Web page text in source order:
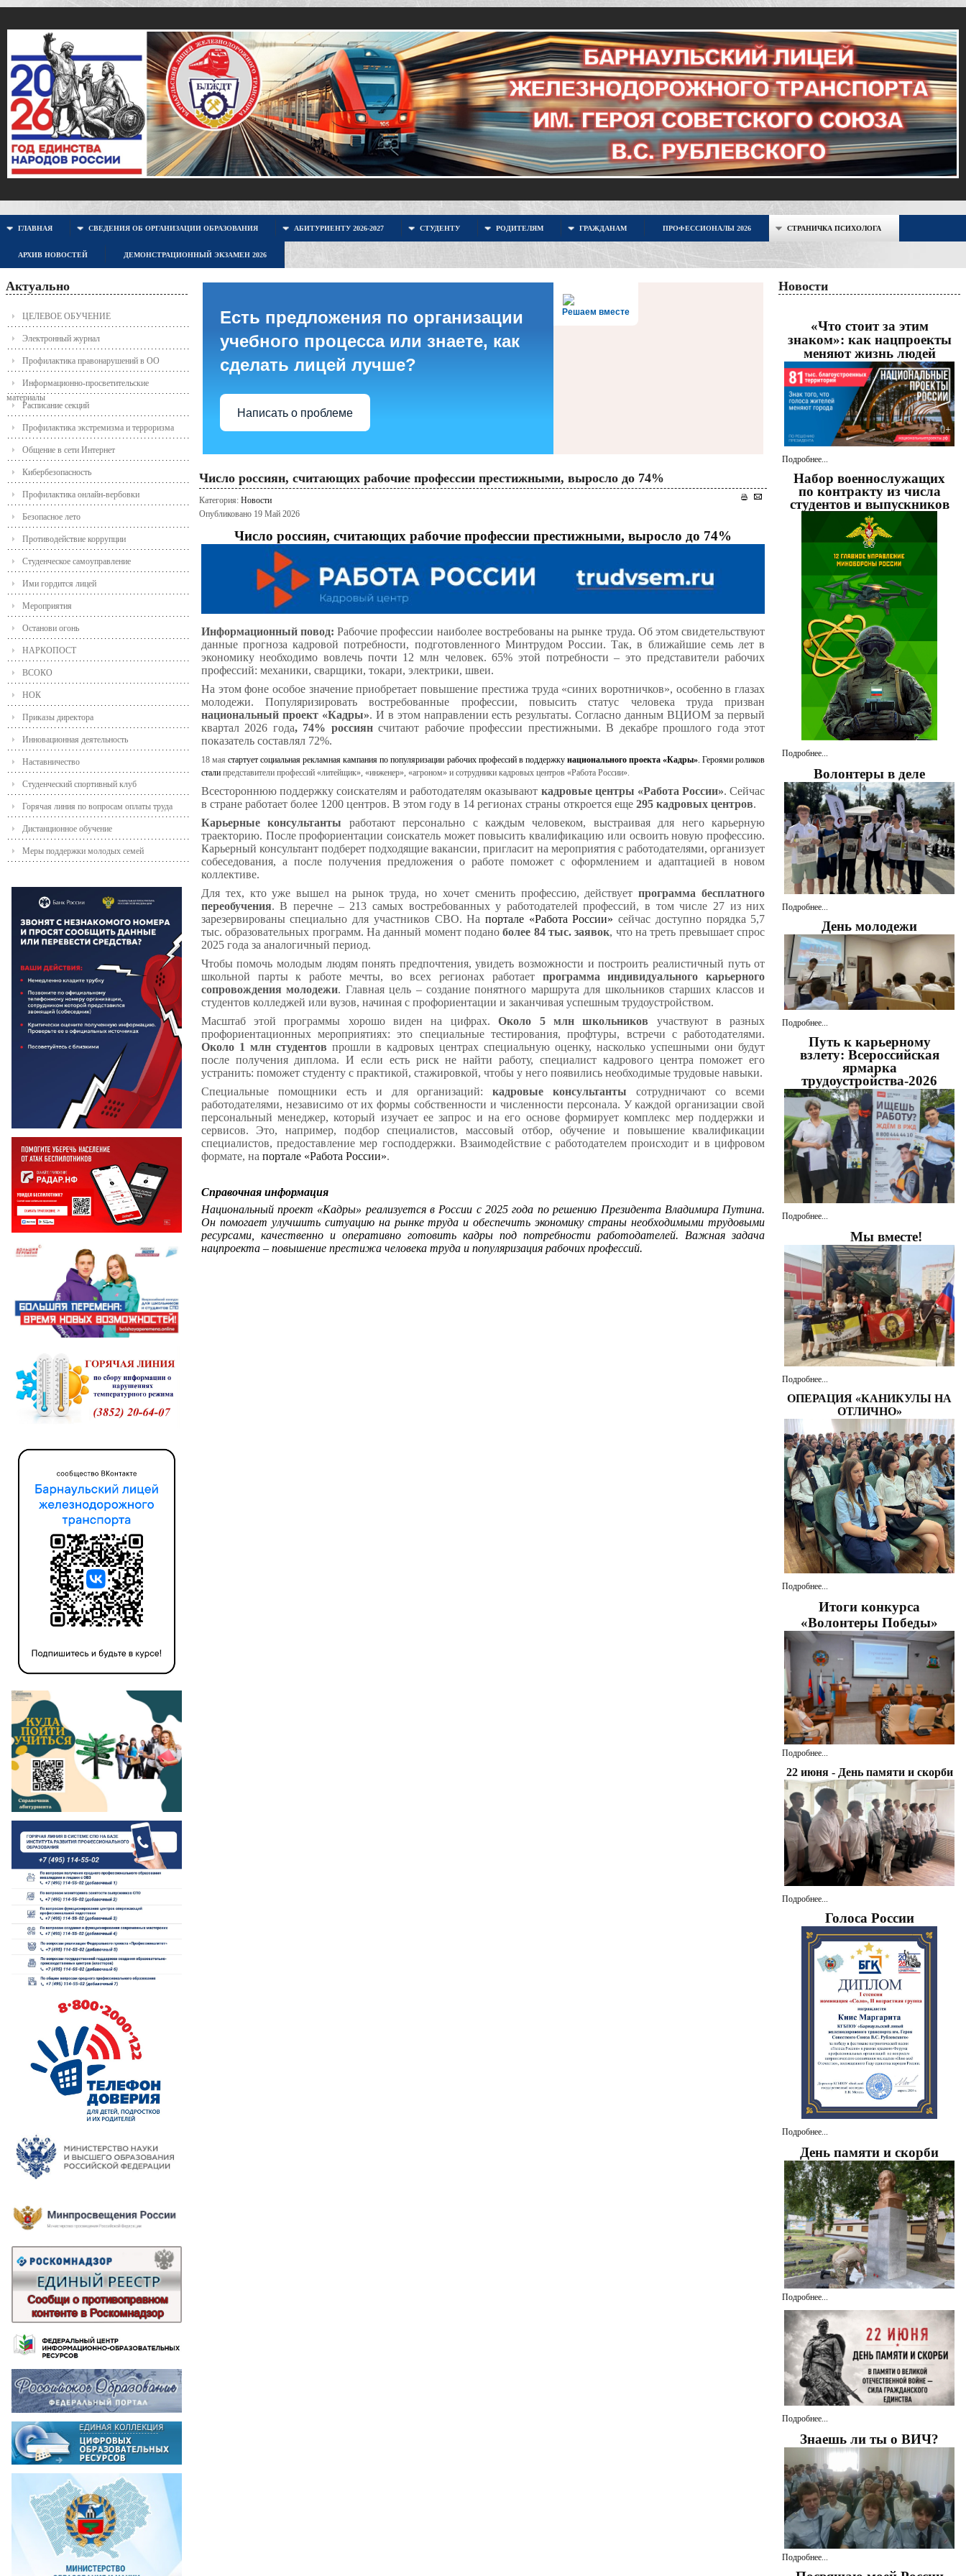
ГЛАВНАЯ СВЕДЕНИЯ ОБ ОРГАНИЗАЦИИ ОБРАЗОВАНИЯ АБИТУРИЕНТУ 2026-2027 СТУДЕНТУ РОДИТЕЛЯМ ГРАЖДАНАМ ПРОФЕССИОНАЛЫ 2026 СТРАНИЧКА ПСИХОЛОГА
АРХИВ НОВОСТЕЙ ДЕМОНСТРАЦИОННЫЙ ЭКЗАМЕН 2026
Актуально
ЦЕЛЕВОЕ ОБУЧЕНИЕ
Электронный журнал
Профилактика правонарушений в ОО
Информационно-просветительские
материалы
Расписание секций
Профилактика экстремизма и терроризма
Общение в сети Интернет
Кибербезопасность
Профилактика онлайн-вербовки
Безопасное лето
Противодействие коррупции
Студенческое самоуправление
Ими гордится лицей
Мероприятия
Останови огонь
НАРКОПОСТ
ВСОКО
НОК
Приказы директора
Инновационная деятельность
Наставничество
Студенческий спортивный клуб
Горячая линия по вопросам оплаты труда
Дистанционное обучение
Меры поддержки молодых семей
Решаем вместе
Есть предложения по организации
учебного процесса или знаете, как
сделать лицей лучше?
Написать о проблеме
Число россиян, считающих рабочие профессии престижными, выросло до 74%
Категория: Новости
Опубликовано 19 Май 2026
Число россиян, считающих рабочие профессии престижными, выросло до 74%
Информационный повод:Рабочие профессии наиболее востребованы на рынке труда. Об этом свидетельствуют
данные прогноза кадровой потребности, подготовленного Минтрудом России. Так, в ближайшие семь лет в
экономику необходимо вовлечь почти 12 млн человек. 65% этой потребности – это представители рабочих
профессий: механики, сварщики, токари, электрики, швеи.
На этом фоне особое значение приобретает повышение престижа труда «синих воротничков», особенно в глазах
молодежи. Популяризировать востребованные профессии, повысить статус человека труда призван
национальный проект «Кадры». И в этом направлении есть результаты. Согласно данным ВЦИОМ за первый
квартал 2026 года, 74% россиянсчитают рабочие профессии престижными. В декабре прошлого года этот
показатель составлял 72%.
18 мая стартует социальная рекламная кампания по популяризации рабочих профессий в поддержку национального проекта «Кадры». Героями роликов
стали представители профессий «литейщик», «инженер», «агроном» и сотрудники кадровых центров «Работа России».
Всестороннюю поддержку соискателям и работодателям оказывают кадровые центры «Работа России». Сейчас
в стране работает более 1200 центров. В этом году в 14 регионах страны откроется еще 295 кадровых центров.
Карьерные консультанты работают персонально с каждым человеком, выстраивая для него карьерную
траекторию. После профориентации соискатель может повысить квалификацию или освоить новую профессию.
Карьерный консультант подберет подходящие вакансии, пригласит на мероприятия с работодателями, организует
собеседования, а после получения предложения о работе поможет с оформлением и адаптацией в новом
коллективе.
Для тех, кто уже вышел на рынок труда, но хочет сменить профессию, действуетпрограмма бесплатного
переобучения. В перечне – 213 самых востребованных у работодателей профессий, в том числе 27 из них
зарезервированы специально для участников СВО. На портале «Работа России» сейчас доступно порядка 5,7
тыс. образовательных программ. На данный момент поданоболее 84 тыс. заявок, что на треть превышает спрос
2025 года за аналогичный период.
Чтобы помочь молодым людям понять предпочтения, увидеть возможности и построить реалистичный путь от
школьной парты к работе мечты, во всех регионах работает программа индивидуального карьерного
сопровождения молодежи. Главная цель – создание понятного маршрута для школьников старших классов и
студентов колледжей или вузов, начиная с профориентации и заканчивая успешным трудоустройством.
Масштаб этой программы хорошо виден на цифрах.Около 5 млн школьников участвуют в разных
профориентационных мероприятиях: это специальные тестирования, профтуры, встречи с работодателями.
Около 1 млн студентов прошли в кадровых центрах специальную оценку, насколько успешными они будут
после получения диплома. И если есть риск не найти работу, специалист кадрового центра поможет его
устранить: поможет студенту с практикой, стажировкой, чтобы у него появились необходимые трудовые навыки.
Специальные помощники есть и для организаций:кадровые консультанты сотрудничают со всеми
работодателями, независимо от их формы собственности и численности персонала. У каждой организации свой
персональный менеджер, который изучает ее запрос и на его основе формирует комплекс мер поддержки и
сервисов. Это, например, подбор специалистов, массовый отбор, обучение и повышение квалификации
специалистов, предоставление мер господдержки. Взаимодействие с работодателем происходит и в цифровом
формате, на портале «Работа России».
Справочная информация
Национальный проект «Кадры» реализуется в России с 2025 года по решению Президента Владимира Путина.
Он помогает улучшить ситуацию на рынке труда и обеспечить экономику страны необходимыми трудовыми
ресурсами, качественно и оперативно готовить кадры под потребности работодателей. Важная задача
нацпроекта – повышение престижа человека труда и популяризация рабочих профессий.
Новости
«Что стоит за этим
знаком»: как нацпроекты
меняют жизнь людей
Подробнее...
Набор военнослужащих
по контракту из числа
студентов и выпускников
Подробнее...
Волонтеры в деле
Подробнее...
День молодежи
Подробнее...
Путь к карьерному
взлету: Всероссийская
ярмарка
трудоустройства-2026
Подробнее...
Мы вместе!
Подробнее...
ОПЕРАЦИЯ «КАНИКУЛЫ НА
ОТЛИЧНО»
Подробнее...
Итоги конкурса
«Волонтеры Победы»
Подробнее...
22 июня - День памяти и скорби
Подробнее...
Голоса России
Подробнее...
День памяти и скорби
Подробнее...
Подробнее...
Знаешь ли ты о ВИЧ?
Подробнее...